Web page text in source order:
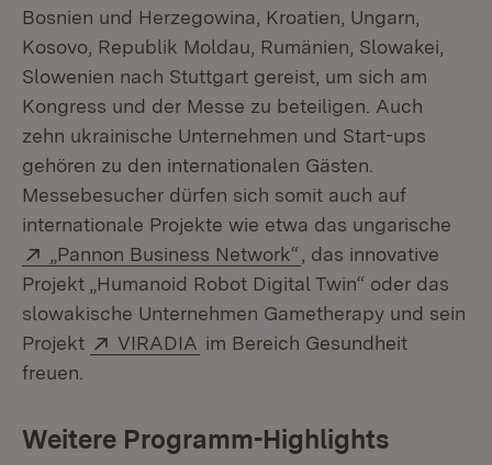
Bosnien und Herzegowina, Kroatien, Ungarn,
Kosovo, Republik Moldau, Rumänien, Slowakei,
Slowenien nach Stuttgart gereist, um sich am
Kongress und der Messe zu beteiligen. Auch
zehn ukrainische Unternehmen und Start-ups
gehören zu den internationalen Gästen.
Messebesucher dürfen sich somit auch auf
internationale Projekte wie etwa das ungarische
Extern:
„Pannon Business Network“ (Öffnet in neuem
, das innovative
Projekt „Humanoid Robot Digital Twin“ oder das
slowakische Unternehmen Gametherapy und sein
Projekt
Extern:
VIRADIA (Öffnet in neuem Fenster)
im Bereich Gesundheit
freuen.
Weitere Programm-Highlights